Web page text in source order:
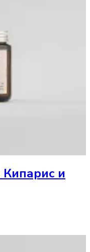
Кипарис и